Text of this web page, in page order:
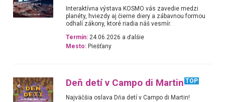
Interaktívna výstava KOSMO vás zavedie medzi
planéty, hviezdy aj čierne diery a zábavnou formou
odhalí zákony, ktoré riadia náš vesmír.
Termín: 24.06.2026 a ďalšie
Mesto: Piešťany
Deň detí v Campo di Martin TOP
Najväčšia oslava Dňa detí v Campo di Martin!